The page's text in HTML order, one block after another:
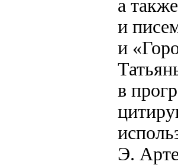
а
и
и
в
Э.